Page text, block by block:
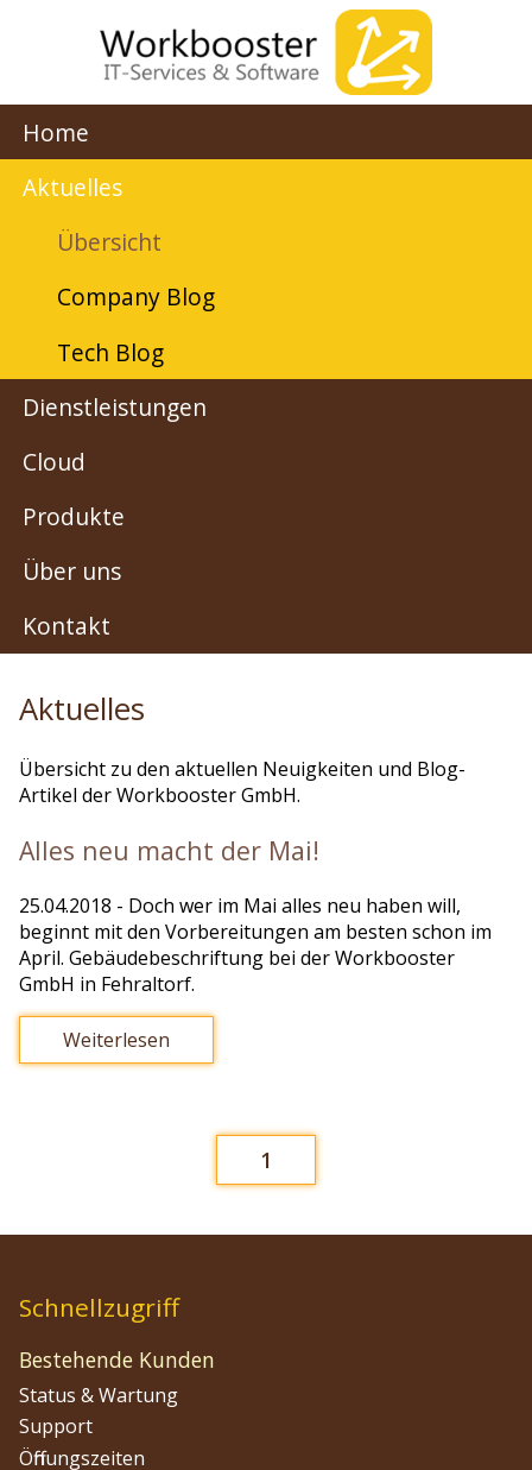
Home
Aktuelles
Übersicht
Company Blog
Tech Blog
Dienstleistungen
Cloud
Produkte
Über uns
Kontakt
Aktuelles
Übersicht zu den aktuellen Neuigkeiten und Blog-
Artikel der Workbooster GmbH.
Alles neu macht der Mai!
25.04.2018 - Doch wer im Mai alles neu haben will,
beginnt mit den Vorbereitungen am besten schon im
April. Gebäudebeschriftung bei der Workbooster
GmbH in Fehraltorf.
Weiterlesen
1
Schnellzugriff
Bestehende Kunden
Status & Wartung
Support
Öffnungszeiten